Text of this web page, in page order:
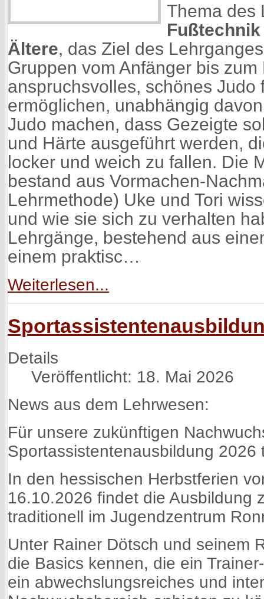
Thema des
Ältere, das Ziel des
Gruppen vom Anfänger bis
anspruchsvolles, schönes Judo
ermöglichen, unabhängig
Judo machen, dass Gezeigte
und Härte ausgeführt werden,
locker und weich zu fallen. Die
bestand aus Vormachen-
Lehrmethode) Uke und Tori
und wie sie sich zu verhalten
Lehrgänge, bestehend aus
einem praktisc…
Weiterlesen...
Details
Veröffentlicht: 18. Mai 2026
News aus dem Lehrwesen:
Für unsere zukünftigen
Sportassistentenausbildung 2026
In den hessischen Herbstferien
16.10.2026 findet die Ausbildung
traditionell im Jugendzentrum
Unter Rainer Dötsch und seinem
die Basics kennen, die ein
ein abwechslungsreiches und